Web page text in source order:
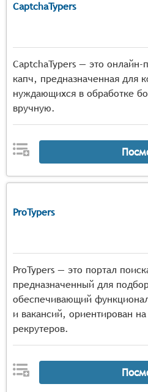
CaptchaTypers
CaptchaTypers — это
капч, предназначенная для
нуждающихся в обработке
вручную.
ProTypers
ProTypers — это портал
предназначенный для
обеспечивающий
и вакансий, ориентирован
рекрутеров.